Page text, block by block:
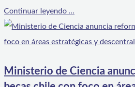
Continuar leyendo ...
Ministerio de Ciencia